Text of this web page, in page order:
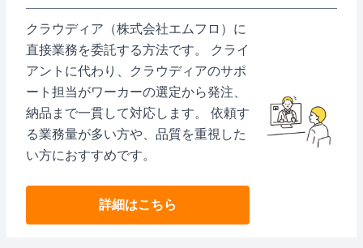
クラウディア（株式会社エムフロ）に
直接業務を委託する方法です。 クライ
アントに代わり、クラウディアのサポ
ート担当がワーカーの選定から発注、
納品まで一貫して対応します。 依頼す
る業務量が多い方や、品質を重視した
い方におすすめです。
詳細はこちら